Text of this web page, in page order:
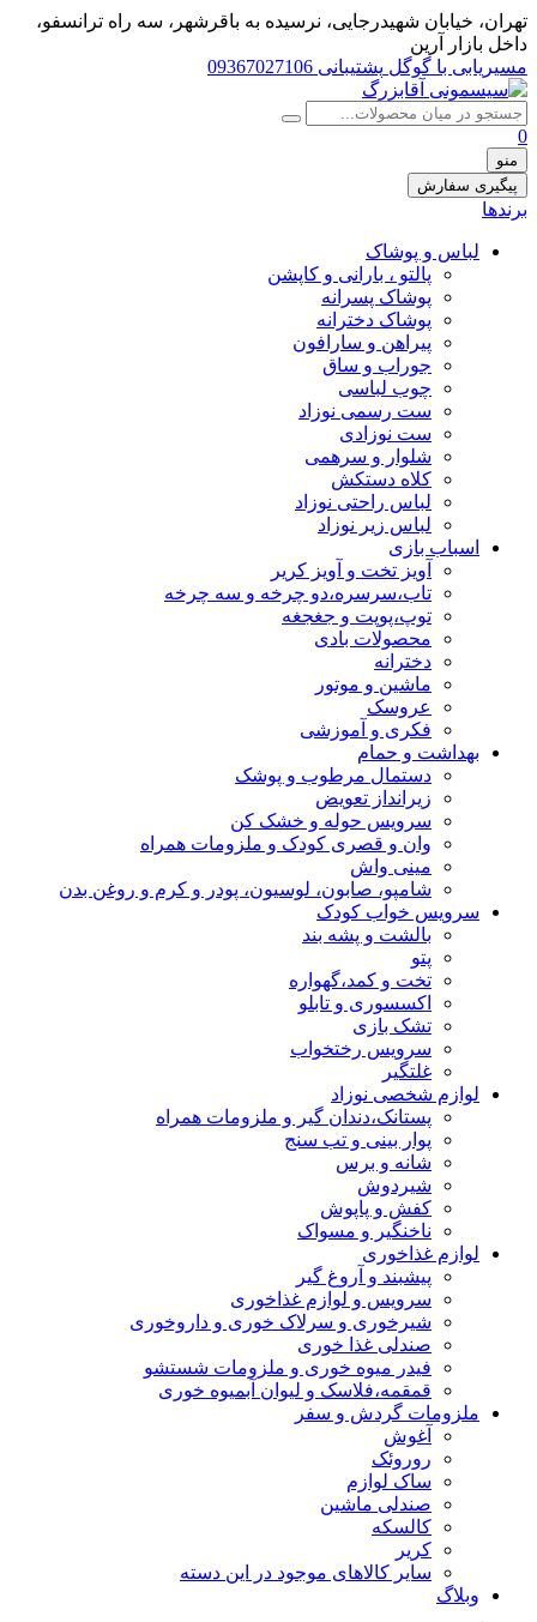
تهران، خيابان شهيدرجايى، نرسیده به باقرشهر، سه راه ترانسفو،
داخل بازار آرین
مسیریابی با گوگل پشتیبانی 09367027106
0
منو
پیگیری سفارش
برندها
لباس و پوشاک
پالتو ، بارانی و کاپشن
پوشاک پسرانه
پوشاک دخترانه
پیراهن و سارافون
جوراب و ساق
چوب لباسی
ست رسمی نوزاد
ست نوزادی
شلوار و سرهمی
کلاه دستکش
لباس راحتی نوزاد
لباس زیر نوزاد
اسباب بازی
آویز تخت و آویز کریر
تاب،سرسره،دو چرخه و سه چرخه
توپ،پوپت و جغجغه
محصولات بادی
دخترانه
ماشین و موتور
عروسک
فکری و آموزشی
بهداشت و حمام
دستمال مرطوب و پوشک
زیرانداز تعویض
سرویس حوله و خشک کن
وان و قصری کودک و ملزومات همراه
مینی واش
شامپو، صابون، لوسیون، پودر و کرم و روغن بدن
سرویس خواب کودک
بالشت و پشه بند
پتو
تخت و کمد،گهواره
اکسسوری و تابلو
تشک بازی
سرویس رختخواب
غلتگیر
لوازم شخصی نوزاد
پستانک،دندان گیر و ملزومات همراه
پوار بینی و تب سنج
شانه و برس
شیردوش
کفش و پاپوش
ناخنگیر و مسواک
لوازم غذاخوری
پیشبند و آروغ گیر
سرویس و لوازم غذاخوری
شیرخوری و سرلاک خوری و داروخوری
صندلی غذا خوری
فیدر میوه خوری و ملزومات شستشو
قمقمه،فلاسک و لیوان آبمیوه خوری
ملزومات گردش و سفر
آغوش
روروئک
ساک لوازم
صندلی ماشین
کالسکه
کریر
سایر کالاهای موجود در این دسته
وبلاگ